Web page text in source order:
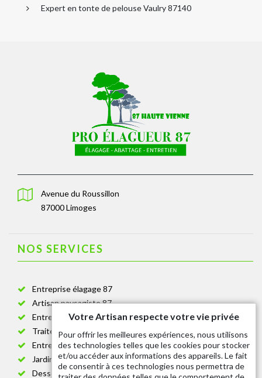
Expert en tonte de pelouse Vaulry 87140
Avenue du Roussillon
87000 Limoges
NOS SERVICES
Entreprise élagage 87
Artisan paysagiste 87
Entreprise de jardinage 87
Traitement anti-chenille 87
Entreprise abattage arbre 87
Jardinier taille de haie 87
Dessouchage arbre et haie 87
Votre Artisan respecte votre vie privée
Pour offrir les meilleures expériences, nous utilisons
des technologies telles que les cookies pour stocker
et/ou accéder aux informations des appareils. Le fait
de consentir à ces technologies nous permettra de